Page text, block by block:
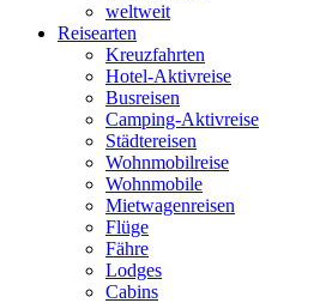
weltweit
Reisearten
Kreuzfahrten
Hotel-Aktivreise
Busreisen
Camping-Aktivreise
Städtereisen
Wohnmobilreise
Wohnmobile
Mietwagenreisen
Flüge
Fähre
Lodges
Cabins